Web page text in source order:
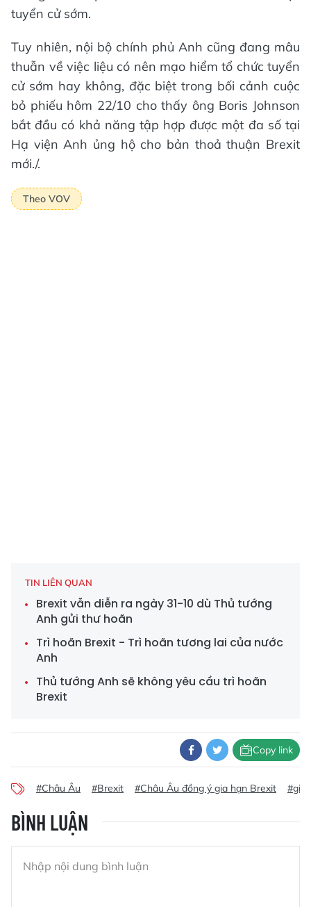
tuyển cử sớm.
Tuy nhiên, nội bộ chính phủ Anh cũng đang mâu
thuẫn về việc liệu có nên mạo hiểm tổ chức tuyển
cử sớm hay không, đặc biệt trong bối cảnh cuộc
bỏ phiếu hôm 22/10 cho thấy ông Boris Johnson
bắt đầu có khả năng tập hợp được một đa số tại
Hạ viện Anh ủng hộ cho bản thoả thuận Brexit
mới./.
Theo VOV
TIN LIÊN QUAN
Brexit vẫn diễn ra ngày 31-10 dù Thủ tướng
Anh gửi thư hoãn
Trì hoãn Brexit - Trì hoãn tương lai của nước
Anh
Thủ tướng Anh sẽ không yêu cầu trì hoãn
Brexit
Copy link
#Châu Âu #Brexit #Châu Âu đồng ý gia hạn Brexit #gia
BÌNH LUẬN